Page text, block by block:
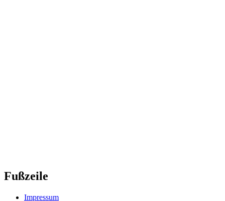
Fußzeile
Impressum